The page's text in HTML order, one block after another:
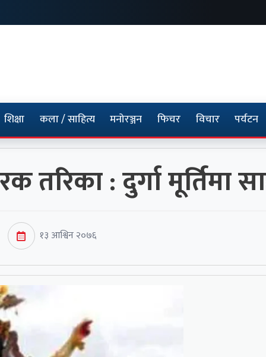
शिक्षा कला / साहित्य मनोरञ्जन फिचर विचार पर्यटन
तरिका : दुर्गा मूर्तिमा
१३ आश्विन २०७६